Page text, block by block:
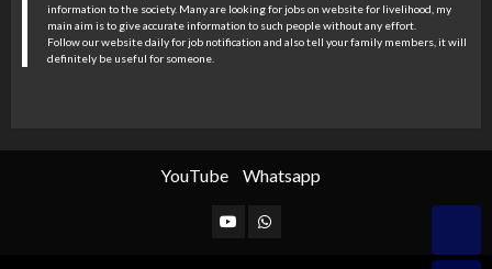
information to the society. Many are looking for jobs on website for livelihood, my
main aim is to give accurate information to such people without any effort.
Follow our website daily for job notification and also tell your family members, it will
definitely be useful for someone.
YouTube Whatsapp
YouTubeWhatsapp